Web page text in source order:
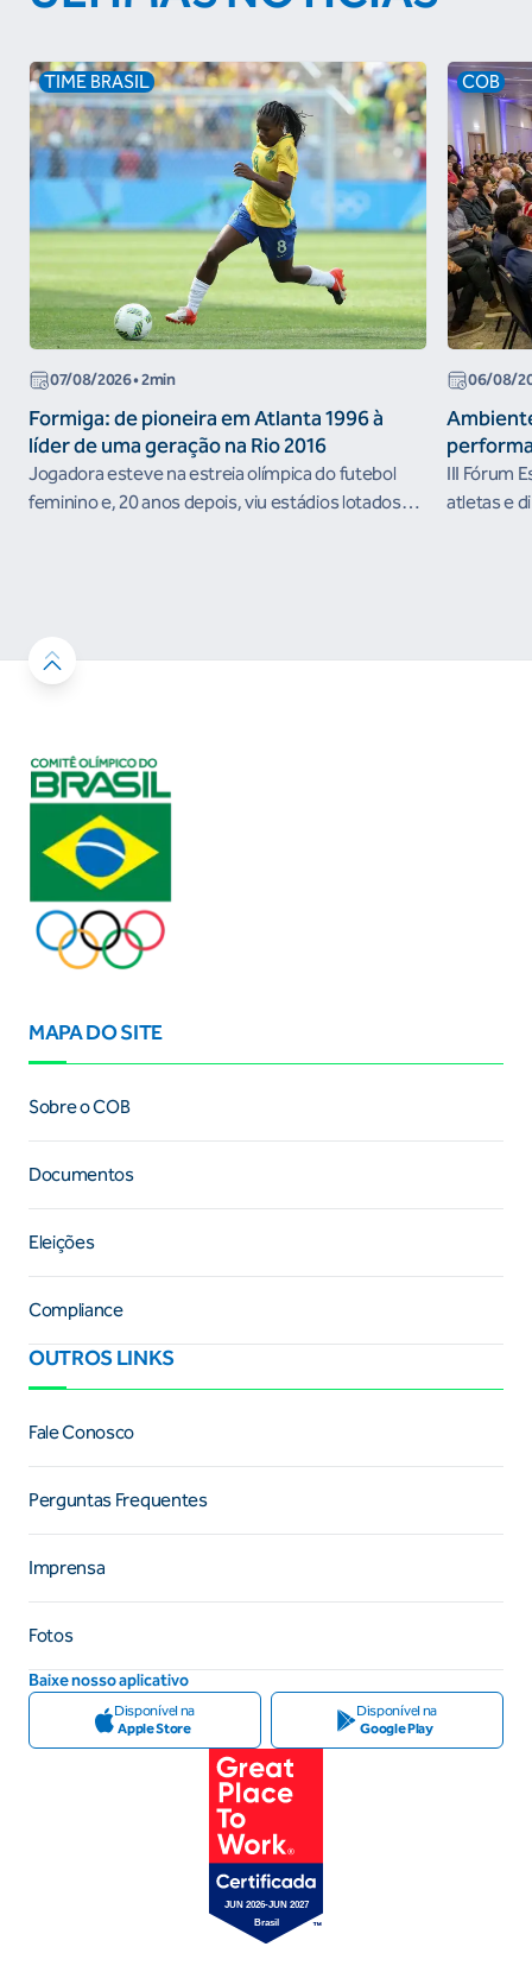
TIME BRASIL
07/08/2026• 2min
Formiga: de pioneira em Atlanta 1996 à
líder de uma geração na Rio 2016
Jogadora esteve na estreia olímpica do futebol
feminino e, 20 anos depois, viu estádios lotados
COB
06/08/
III Fórum
atletas e
MAPA DO SITE
Sobre o COB
Documentos
Eleições
Compliance
OUTROS LINKS
Fale Conosco
Perguntas Frequentes
Imprensa
Fotos
Baixe nosso aplicativo
Disponível na
Apple Store
Disponível na
Google Play